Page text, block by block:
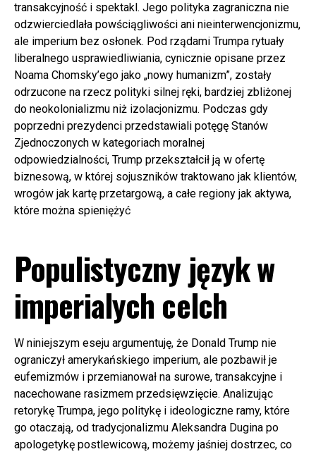
transakcyjność i spektakl. Jego polityka zagraniczna nie
odzwierciedlała powściągliwości ani nieinterwencjonizmu,
ale imperium bez osłonek. Pod rządami Trumpa rytuały
liberalnego usprawiedliwiania, cynicznie opisane przez
Noama Chomsky’ego jako „nowy humanizm”, zostały
odrzucone na rzecz polityki silnej ręki, bardziej zbliżonej
do neokolonializmu niż izolacjonizmu. Podczas gdy
poprzedni prezydenci przedstawiali potęgę Stanów
Zjednoczonych w kategoriach moralnej
odpowiedzialności, Trump przekształcił ją w ofertę
biznesową, w której sojuszników traktowano jak klientów,
wrogów jak kartę przetargową, a całe regiony jak aktywa,
które można spieniężyć
Populistyczny język w
imperialych celch
W niniejszym eseju argumentuję, że Donald Trump nie
ograniczył amerykańskiego imperium, ale pozbawił je
eufemizmów i przemianował na surowe, transakcyjne i
nacechowane rasizmem przedsięwzięcie. Analizując
retorykę Trumpa, jego politykę i ideologiczne ramy, które
go otaczają, od tradycjonalizmu Aleksandra Dugina po
apologetykę postlewicową, możemy jaśniej dostrzec, co